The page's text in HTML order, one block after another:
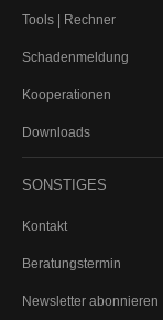
Tools | Rechner
Schadenmeldung
Kooperationen
Downloads
SONSTIGES
Kontakt
Beratungstermin
Newsletter abonnieren